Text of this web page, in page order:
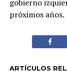
gobierno
próximos años.
ARTÍCULOS